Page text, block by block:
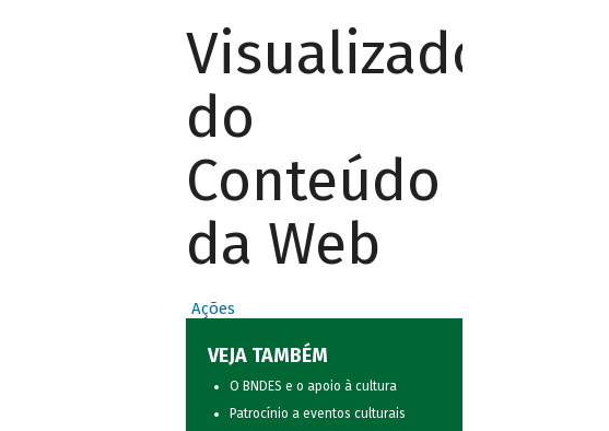
Visualizador
do
Conteúdo
da Web
Ações
VEJA TAMBÉM
O BNDES e o apoio à cultura
Patrocínio a eventos culturais